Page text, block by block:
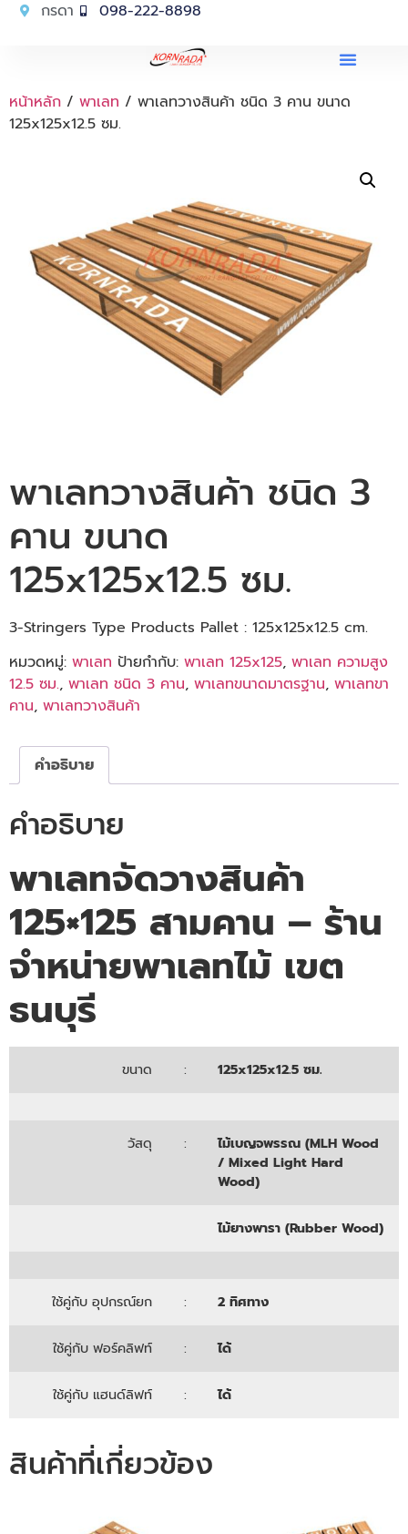
กรดา 098-222-8898
หน้าหลัก / พาเลท / พาเลทวางสินค้า ชนิด 3 คาน ขนาด
125x125x12.5 ซม.
พาเลทวางสินค้า ชนิด 3
คาน ขนาด
125x125x12.5 ซม.
3-Stringers Type Products Pallet : 125x125x12.5 cm.
หมวดหมู่: พาเลท ป้ายกำกับ: พาเลท 125x125, พาเลท ความสูง
12.5 ซม., พาเลท ชนิด 3 คาน, พาเลทขนาดมาตรฐาน, พาเลทขา
คาน, พาเลทวางสินค้า
คำอธิบาย
คำอธิบาย
พาเลทจัดวางสินค้า
125×125 สามคาน – ร้าน
จำหน่ายพาเลทไม้ เขต
ธนบุรี
ขนาด : 125x125x12.5 ซม.
วัสดุ :
ไม้เบญจพรรณ (MLH Wood
/ Mixed Light Hard
Wood)
ไม้ยางพารา (Rubber Wood)
ใช้คู่กับ อุปกรณ์ยก : 2 ทิศทาง
ใช้คู่กับ ฟอร์คลิฟท์ : ได้
ใช้คู่กับ แฮนด์ลิฟท์ : ได้
สินค้าที่เกี่ยวข้อง